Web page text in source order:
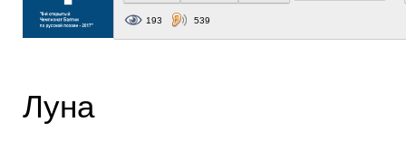
193 539
Луна